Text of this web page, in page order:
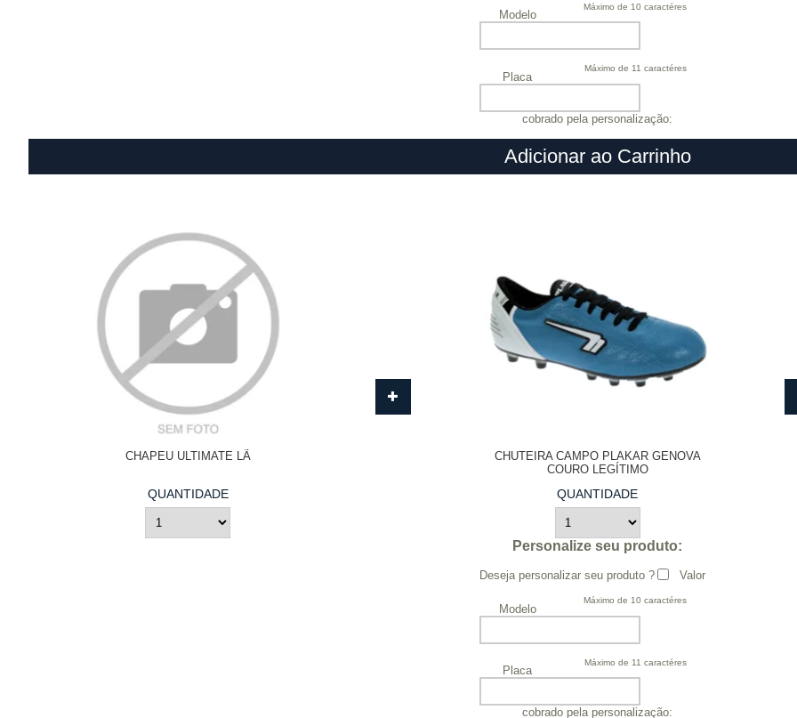
Modelo
Máximo de 10 caractéres
Placa
Máximo de 11 caractéres
cobrado pela personalização:
Adicionar ao Carrinho
CHAPEU ULTIMATE LÃ
QUANTIDADE
CHUTEIRA CAMPO PLAKAR GENOVA
COURO LEGÍTIMO
QUANTIDADE
Personalize seu produto:
Deseja personalizar seu produto ?
Modelo
Máximo de 10 caractéres
Placa
Máximo de 11 caractéres
Valor
cobrado pela personalização: